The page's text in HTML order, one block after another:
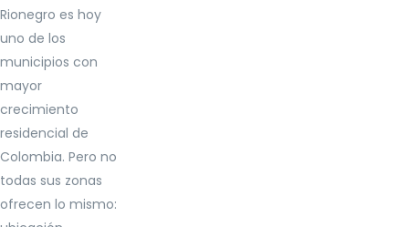
Rionegro es hoy
uno de los
municipios con
mayor
crecimiento
residencial de
Colombia. Pero no
todas sus zonas
ofrecen lo mismo: